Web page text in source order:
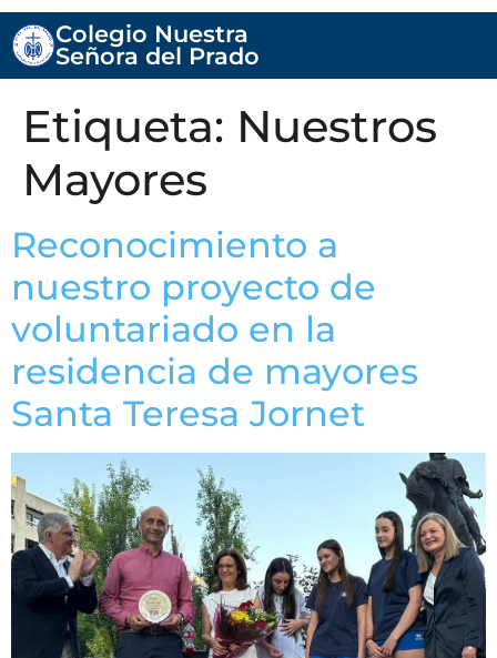
Colegio Nuestra
Señora del Prado
Etiqueta: Nuestros
Mayores
Reconocimiento a
nuestro proyecto de
voluntariado en la
residencia de mayores
Santa Teresa Jornet